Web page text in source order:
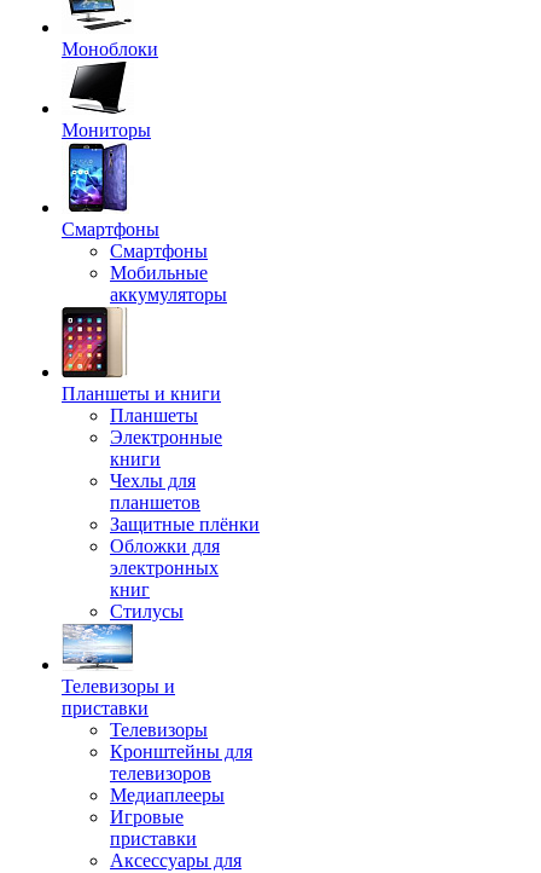
Моноблоки
Мониторы
Смартфоны
Смартфоны
Мобильные
аккумуляторы
Планшеты и книги
Планшеты
Электронные
книги
Чехлы для
планшетов
Защитные плёнки
Обложки для
электронных
книг
Стилусы
Телевизоры и
приставки
Телевизоры
Кронштейны для
телевизоров
Медиаплееры
Игровые
приставки
Аксессуары для